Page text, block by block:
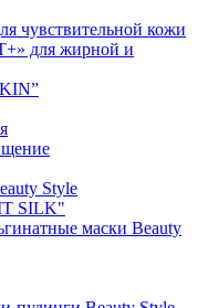
чувствительной кожи
для жирной и
Style
SILK"
маски Beauty